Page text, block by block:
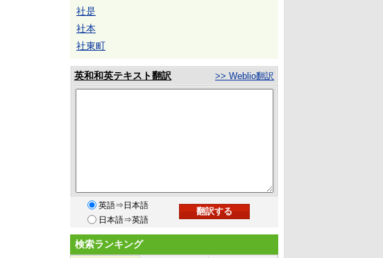
社是
社本
社東町
英和和英テキスト翻訳 >> Weblio翻訳
英語⇒日本語
日本語⇒英語
検索ランキング